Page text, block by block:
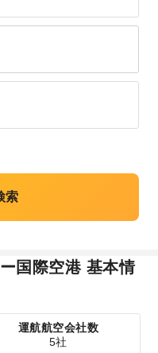
索
国際空港 基本情
運航航空会社数
5社